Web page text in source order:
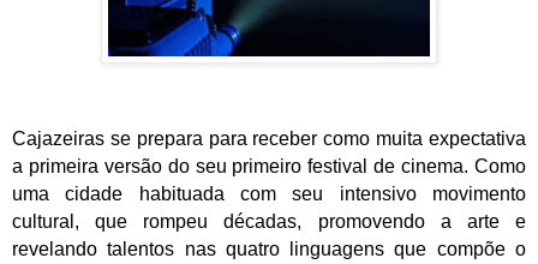
Cajazeiras se prepara para receber como muita expectativa
a primeira versão do seu primeiro festival de cinema. Como
uma cidade habituada com seu intensivo movimento
cultural, que rompeu décadas, promovendo a arte e
revelando talentos nas quatro linguagens que compõe o